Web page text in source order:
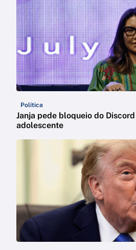
Política
Janja pede bloqueio do
adolescente